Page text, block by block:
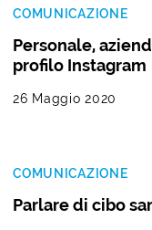
COMUNICAZIONE
Personale,
profilo Instagram
26 Maggio 2020
COMUNICAZIONE
Parlare di cibo